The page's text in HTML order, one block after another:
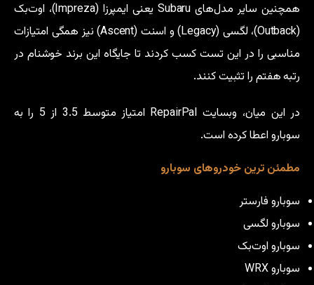
همچنین سایر مدل‌های Subaru یعنی ایمپرزا (Impreza)، اوت‌بک
(Outback)، لگسی (Legacy) و اسنت (Ascent) نیز همگی امتیازات
مناسبی را در این تست کسب کردند تا جایگاه این برند خوشنام در
رتبه هفتم را تثبیت کنند.
در این میان، وبسایت RepairPal امتیاز متوسط 3.5 از 5 را به
سوبارو اعطا کرده است.
مطمئن ترین خودروهای سوبارو
سوبارو فارستر
سوبارو لگسی
سوبارو اوت‌بک
سوبارو WRX